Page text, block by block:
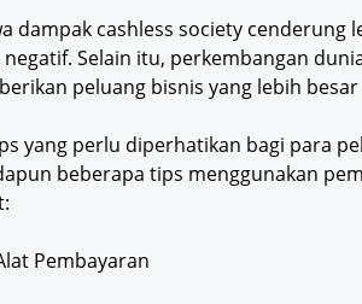
dampak cashless society cenderung
Selain itu, perkembangan
peluang bisnis yang lebih
yang perlu diperhatikan bagi para
beberapa tips menggunakan
Pembayaran